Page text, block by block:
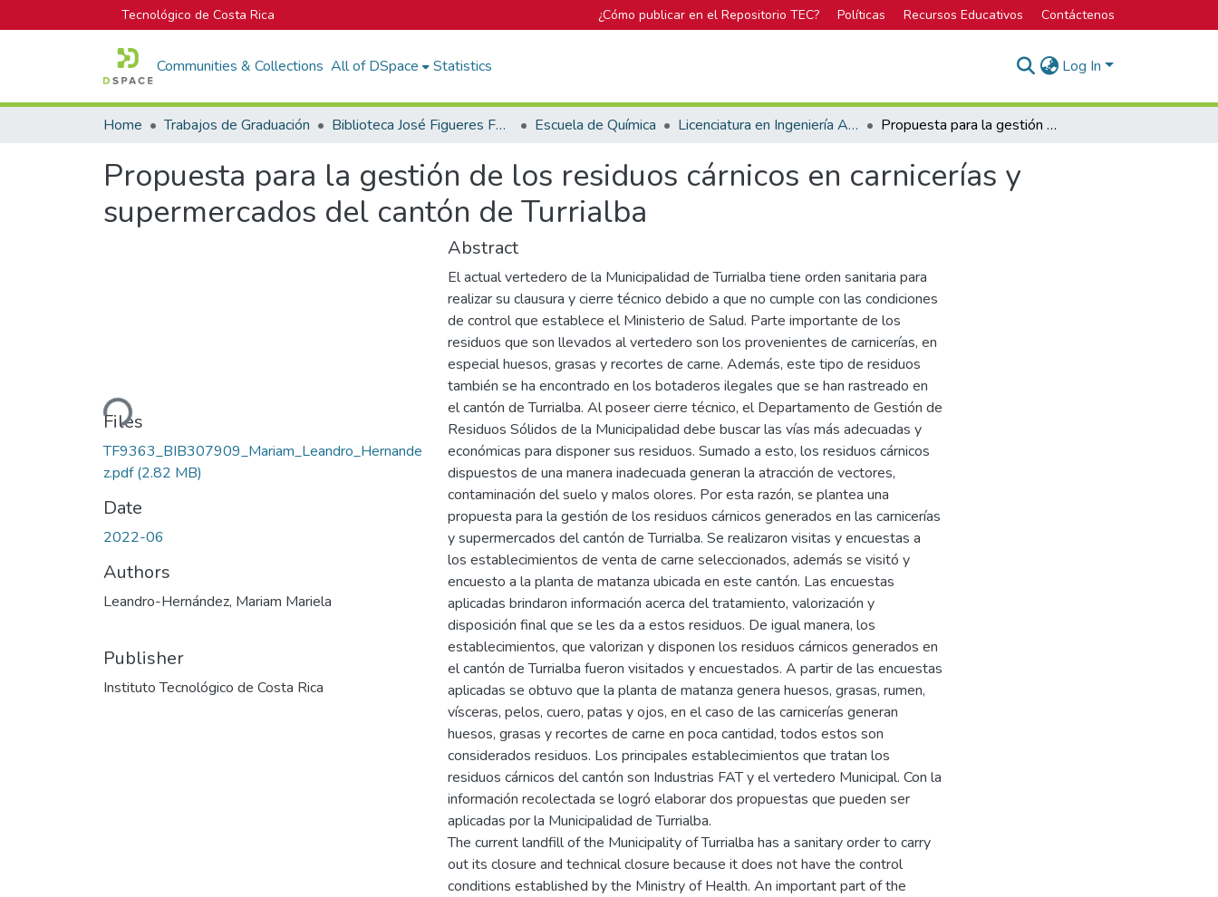
Tecnológico de Costa Rica ¿Cómo publicar en el Repositorio TEC? Políticas Recursos Educativos Contáctenos
Communities & Collections All of DSpace Statistics Log In
Home Trabajos de Graduación Biblioteca José Figueres Ferrer Escuela de Química Licenciatura en Ingeniería Ambiental Propuesta para la gestión de los residuos cárnicos en carnicerías y supermercados del cantón de Turrialba
Propuesta para la gestión de los residuos cárnicos en carnicerías y
supermercados del cantón de Turrialba
Loading...
Files
TF9363_BIB307909_Mariam_Leandro_Hernande
z.pdf(2.82 MB)
Date
2022-06
Authors
Leandro-Hernández, Mariam Mariela
Publisher
Instituto Tecnológico de Costa Rica
Abstract
El actual vertedero de la Municipalidad de Turrialba tiene orden sanitaria para
realizar su clausura y cierre técnico debido a que no cumple con las condiciones
de control que establece el Ministerio de Salud. Parte importante de los
residuos que son llevados al vertedero son los provenientes de carnicerías, en
especial huesos, grasas y recortes de carne. Además, este tipo de residuos
también se ha encontrado en los botaderos ilegales que se han rastreado en
el cantón de Turrialba. Al poseer cierre técnico, el Departamento de Gestión de
Residuos Sólidos de la Municipalidad debe buscar las vías más adecuadas y
económicas para disponer sus residuos. Sumado a esto, los residuos cárnicos
dispuestos de una manera inadecuada generan la atracción de vectores,
contaminación del suelo y malos olores. Por esta razón, se plantea una
propuesta para la gestión de los residuos cárnicos generados en las carnicerías
y supermercados del cantón de Turrialba. Se realizaron visitas y encuestas a
los establecimientos de venta de carne seleccionados, además se visitó y
encuesto a la planta de matanza ubicada en este cantón. Las encuestas
aplicadas brindaron información acerca del tratamiento, valorización y
disposición final que se les da a estos residuos. De igual manera, los
establecimientos, que valorizan y disponen los residuos cárnicos generados en
el cantón de Turrialba fueron visitados y encuestados. A partir de las encuestas
aplicadas se obtuvo que la planta de matanza genera huesos, grasas, rumen,
vísceras, pelos, cuero, patas y ojos, en el caso de las carnicerías generan
huesos, grasas y recortes de carne en poca cantidad, todos estos son
considerados residuos. Los principales establecimientos que tratan los
residuos cárnicos del cantón son Industrias FAT y el vertedero Municipal. Con la
información recolectada se logró elaborar dos propuestas que pueden ser
aplicadas por la Municipalidad de Turrialba.
The current landfill of the Municipality of Turrialba has a sanitary order to carry
out its closure and technical closure because it does not have the control
conditions established by the Ministry of Health. An important part of the